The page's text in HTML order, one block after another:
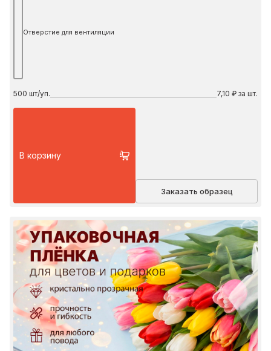
Отверстие для вентиляции
500 шт/уп. 7,10 ₽ за шт.
В корзину
Заказать образец